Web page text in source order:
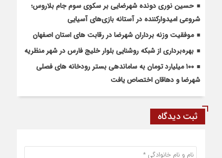
حسین نوری دونده شهرضایی بر سکوی سوم جام بلاروس؛
شروعی امیدوارکننده در آستانه بازی‌های آسیایی
موفقیت وزنه برداران شهرضا در رقابت های استان اصفهان
بهره‌برداری از شبکه روشنایی بلوار خلیج فارس در شهر منظریه
۱۰۰ میلیارد تومان به ساماندهی بستر رودخانه های فصلی
شهرضا و دهاقان اختصاص یافت
ثبت دیدگاه